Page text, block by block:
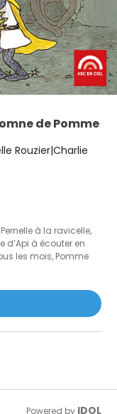
de Pomme
Rouzier|Charlie
à la ravicelle,
d’Api à écouter en
les mois, Pomme
les enfants à l’âge
au moment de la
des rêves de
et aussi des histoires
Powered by IDOL